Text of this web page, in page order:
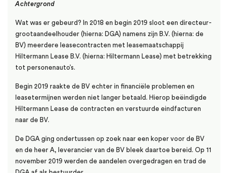
Achtergrond
Wat was er gebeurd? In 2018 en begin 2019 sloot een directeur-
grootaandeelhouder (hierna: DGA) namens zijn B.V. (hierna: de
BV) meerdere leasecontracten met leasemaatschappij
Hiltermann Lease B.V. (hierna: Hiltermann Lease) met betrekking
tot personenauto’s.
Begin 2019 raakte de BV echter in financiële problemen en
leasetermijnen werden niet langer betaald. Hierop beëindigde
Hiltermann Lease de contracten en verstuurde eindfacturen
naar de BV.
De DGA ging ondertussen op zoek naar een koper voor de BV
en de heer A, leverancier van de BV bleek daartoe bereid. Op 11
november 2019 werden de aandelen overgedragen en trad de